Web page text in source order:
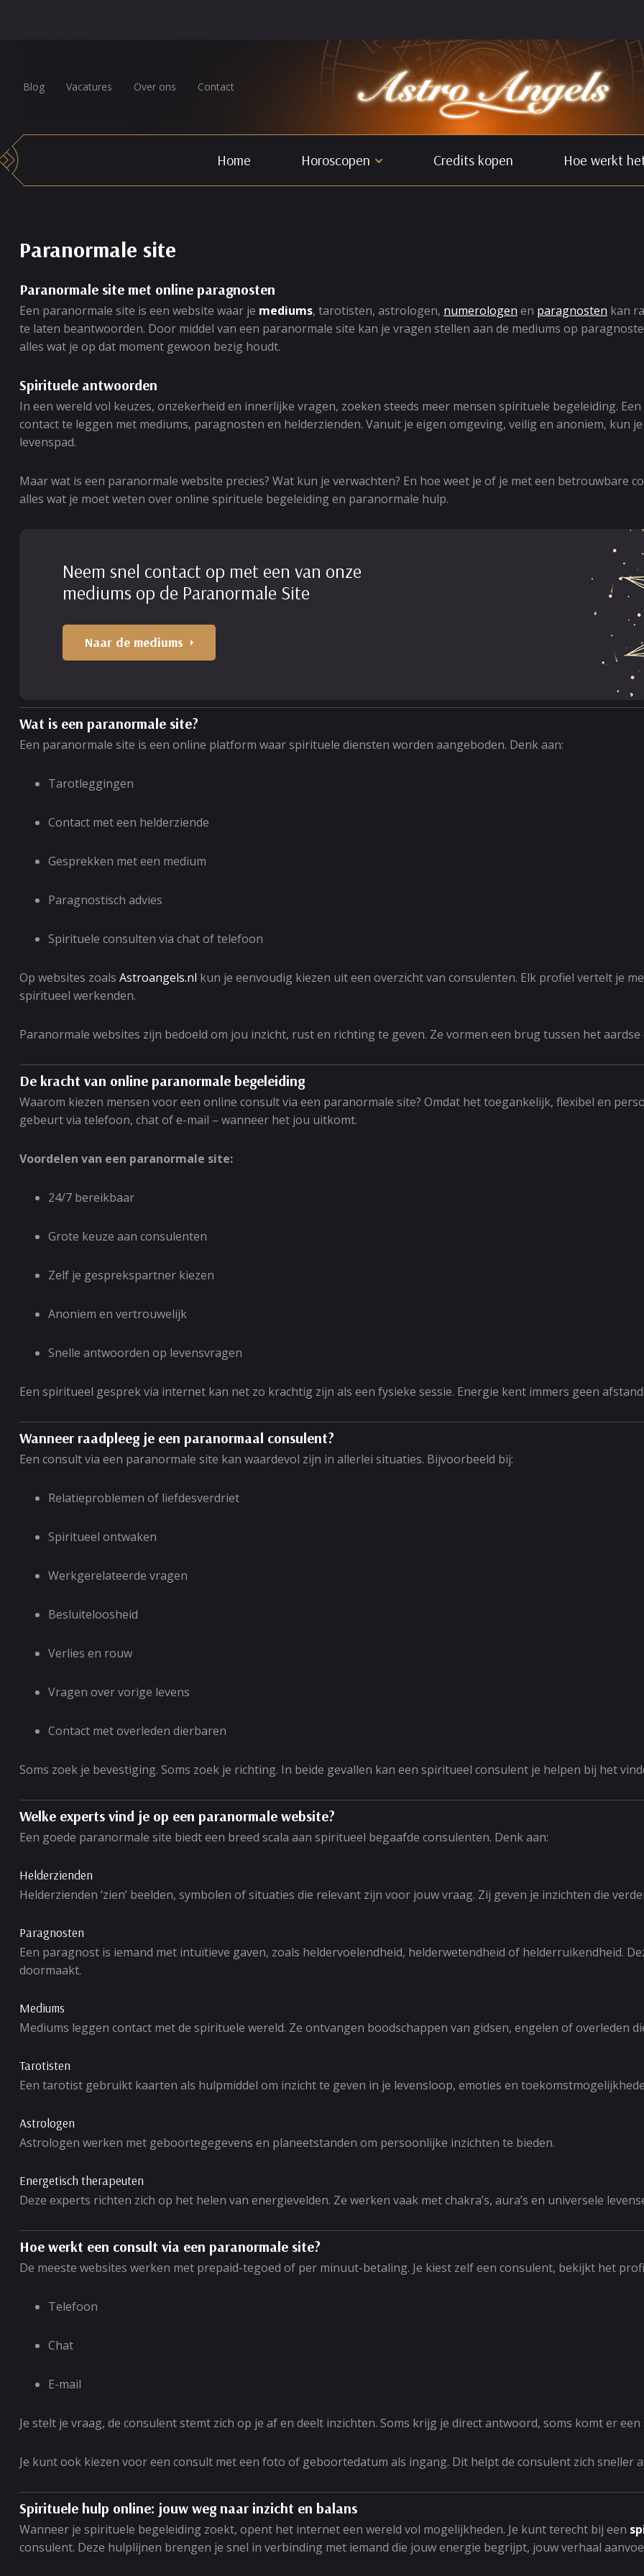
Blog Vacatures Over ons Contact
Home Horoscopen Credits kopen Hoe werkt
Paranormale site
Paranormale site met online paragnosten
Een paranormale site is een website waar je mediums, tarotisten, astrologen, numerologen en paragnosten kan
te laten beantwoorden. Door middel van een paranormale site kan je vragen stellen aan de mediums op
alles wat je op dat moment gewoon bezig houdt.
Spirituele antwoorden
In een wereld vol keuzes, onzekerheid en innerlijke vragen, zoeken steeds meer mensen spirituele begeleiding. Een
contact te leggen met mediums, paragnosten en helderzienden. Vanuit je eigen omgeving, veilig en anoniem, kun
levenspad.
Maar wat is een paranormale website precies? Wat kun je verwachten? En hoe weet je of je met een betrouwbare
alles wat je moet weten over online spirituele begeleiding en paranormale hulp.
Neem snel contact op met een van onze
mediums op de Paranormale Site
Naar de mediums
Wat is een paranormale site?
Een paranormale site is een online platform waar spirituele diensten worden aangeboden. Denk aan:
Tarotleggingen
Contact met een helderziende
Gesprekken met een medium
Paragnostisch advies
Spirituele consulten via chat of telefoon
Op websites zoals Astroangels.nl kun je eenvoudig kiezen uit een overzicht van consulenten. Elk profiel vertelt je
spiritueel werkenden.
Paranormale websites zijn bedoeld om jou inzicht, rust en richting te geven. Ze vormen een brug tussen het
De kracht van online paranormale begeleiding
Waarom kiezen mensen voor een online consult via een paranormale site? Omdat het toegankelijk, flexibel en
gebeurt via telefoon, chat of e-mail – wanneer het jou uitkomt.
Voordelen van een paranormale site:
24/7 bereikbaar
Grote keuze aan consulenten
Zelf je gesprekspartner kiezen
Anoniem en vertrouwelijk
Snelle antwoorden op levensvragen
Een spiritueel gesprek via internet kan net zo krachtig zijn als een fysieke sessie. Energie kent immers geen
Wanneer raadpleeg je een paranormaal consulent?
Een consult via een paranormale site kan waardevol zijn in allerlei situaties. Bijvoorbeeld bij:
Relatieproblemen of liefdesverdriet
Spiritueel ontwaken
Werkgerelateerde vragen
Besluiteloosheid
Verlies en rouw
Vragen over vorige levens
Contact met overleden dierbaren
Soms zoek je bevestiging. Soms zoek je richting. In beide gevallen kan een spiritueel consulent je helpen bij het
Welke experts vind je op een paranormale website?
Een goede paranormale site biedt een breed scala aan spiritueel begaafde consulenten. Denk aan:
Helderzienden
Helderzienden ‘zien’ beelden, symbolen of situaties die relevant zijn voor jouw vraag. Zij geven je inzichten die
Paragnosten
Een paragnost is iemand met intuïtieve gaven, zoals heldervoelendheid, helderwetendheid of helderruikendheid.
doormaakt.
Mediums
Mediums leggen contact met de spirituele wereld. Ze ontvangen boodschappen van gidsen, engelen of overleden
Tarotisten
Een tarotist gebruikt kaarten als hulpmiddel om inzicht te geven in je levensloop, emoties en
Astrologen
Astrologen werken met geboortegegevens en planeetstanden om persoonlijke inzichten te bieden.
Energetisch therapeuten
Deze experts richten zich op het helen van energievelden. Ze werken vaak met chakra’s, aura’s en universele
Hoe werkt een consult via een paranormale site?
De meeste websites werken met prepaid-tegoed of per minuut-betaling. Je kiest zelf een consulent, bekijkt het
Telefoon
Chat
E-mail
Je stelt je vraag, de consulent stemt zich op je af en deelt inzichten. Soms krijg je direct antwoord, soms komt er
Je kunt ook kiezen voor een consult met een foto of geboortedatum als ingang. Dit helpt de consulent zich sneller
Spirituele hulp online: jouw weg naar inzicht en balans
Wanneer je spirituele begeleiding zoekt, opent het internet een wereld vol mogelijkheden. Je kunt terecht bij een
consulent. Deze hulplijnen brengen je snel in verbinding met iemand die jouw energie begrijpt, jouw verhaal